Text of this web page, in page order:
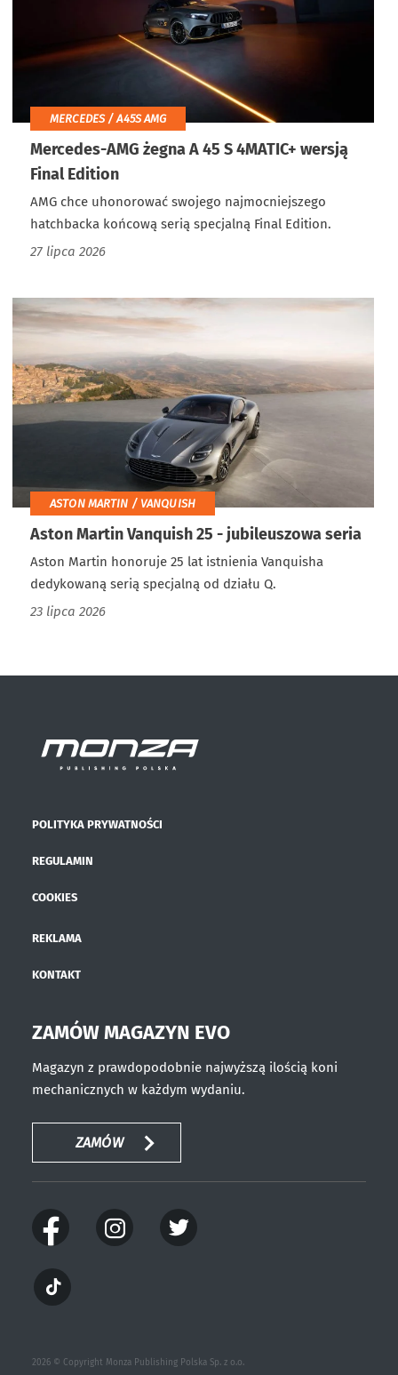
MERCEDES / A45S AMG
Mercedes-AMG żegna A 45 S 4MATIC+ wersją
Final Edition
AMG chce uhonorować swojego najmocniejszego
hatchbacka końcową serią specjalną Final Edition.
27 lipca 2026
ASTON MARTIN / VANQUISH
Aston Martin Vanquish 25 - jubileuszowa seria
Aston Martin honoruje 25 lat istnienia Vanquisha
dedykowaną serią specjalną od działu Q.
23 lipca 2026
POLITYKA PRYWATNOŚCI
REGULAMIN
COOKIES
REKLAMA
KONTAKT
ZAMÓW MAGAZYN EVO
Magazyn z prawdopodobnie najwyższą ilością koni
mechanicznych w każdym wydaniu.
ZAMÓW
2026 © Copyright Monza Publishing Polska Sp. z o.o.